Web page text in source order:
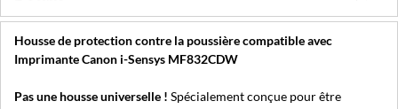
Housse de protection contre la poussière compatible avec
Imprimante Canon i-Sensys MF832CDW
Pas une housse universelle ! Spécialement conçue pour être